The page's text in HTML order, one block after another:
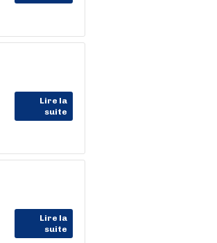
Lire la
suite
Lire la
suite